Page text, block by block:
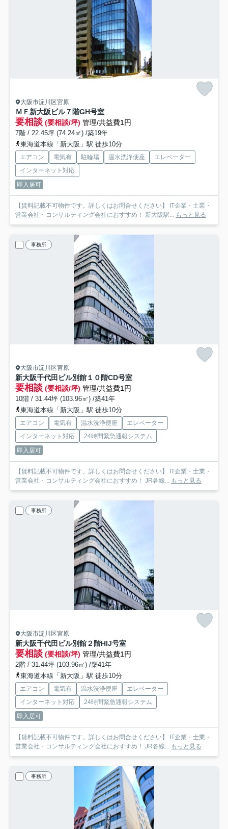
大阪市淀川区宮原
ＭＦ新大阪ビル７階GH号室
要相談 (要相談/坪) 管理/共益費1円
7階 / 22.45坪 (74.24㎡) /築19年
東海道本線「新大阪」駅 徒歩10分
エアコン 電気有 駐輪場 温水洗浄便座
エレベーター
インターネット対応
即入居可
【賃料記載不可物件です。詳しくはお問合せください】 IT企業・士業・
営業会社・コンサルティング会社におすすめ！ 新大阪駅...
もっと見る
事務所
大阪市淀川区宮原
新大阪千代田ビル別館１０階CD号室
要相談 (要相談/坪) 管理/共益費1円
10階 / 31.44坪 (103.96㎡) /築41年
東海道本線「新大阪」駅 徒歩10分
エアコン 電気有 温水洗浄便座
エレベーター
インターネット対応
24時間緊急通報システム
即入居可
【賃料記載不可物件です。詳しくはお問合せください】 IT企業・士業・
営業会社・コンサルティング会社におすすめ！ JR各線...
もっと見る
事務所
大阪市淀川区宮原
新大阪千代田ビル別館２階HIJ号室
要相談 (要相談/坪) 管理/共益費1円
2階 / 31.44坪 (103.96㎡) /築41年
東海道本線「新大阪」駅 徒歩10分
エアコン 電気有 温水洗浄便座
エレベーター
インターネット対応
24時間緊急通報システム
即入居可
【賃料記載不可物件です。詳しくはお問合せください】 IT企業・士業・
営業会社・コンサルティング会社におすすめ！ JR各線...
もっと見る
事務所